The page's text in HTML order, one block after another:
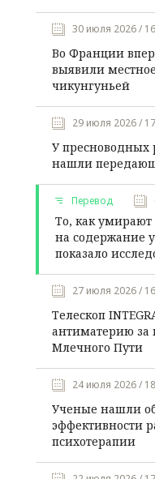
30 июля 2026 /
Во Франции
выявили
чикунгуньей
29 июля 2026 /
У пресноводных
нашли
Перевод
То, как
на содержание
показало
27 июля 2026 /
Телескоп
антиматерию за
Млечного Пути
24 июля 2026 /
Ученые нашли
эффективности
психотерапии